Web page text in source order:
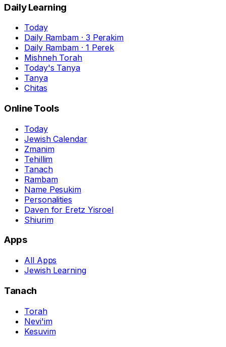
Daily Learning
Today
Daily Rambam · 3 Perakim
Daily Rambam · 1 Perek
Mishneh Torah
Today's Tanya
Tanya
Chitas
Online Tools
Today
Jewish Calendar
Zmanim
Tehillim
Tanach
Rambam
Name Pesukim
Personalities
Daven for Eretz Yisroel
Shiurim
Apps
All Apps
Jewish Learning
Tanach
Torah
Nevi'im
Kesuvim